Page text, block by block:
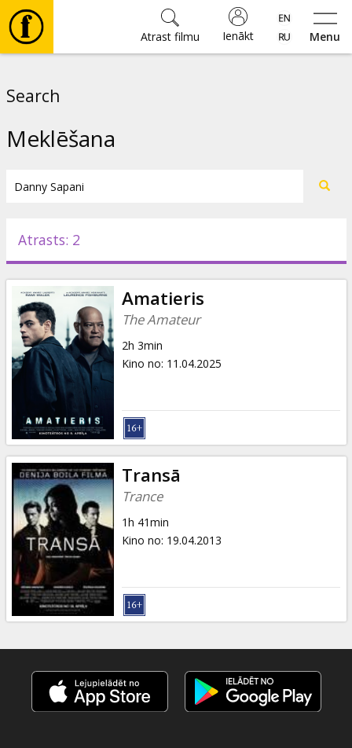
Menu
Ienākt
Atrast filmu
Pasākumi
Ziņas
Dāvanu
kartes
Uzkodas
B2B
Kino
Klubs
Search
Meklēšana
Atrasts: 2
Amatieris
The Amateur
2h 3min
Kino no: 11.04.2025
Transā
Trance
1h 41min
Kino no: 19.04.2013